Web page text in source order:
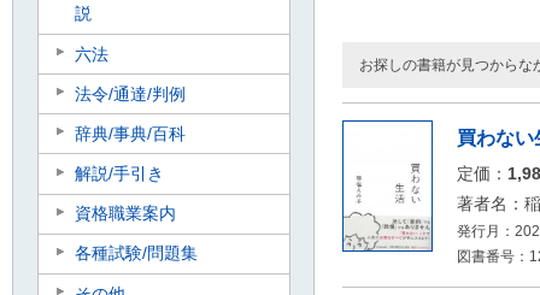
お探しの書籍が見つから
買わない
定価：
著者名：
発行月：
図書番号：
説
六法
法令/通達/判例
辞典/事典/百科
解説/手引き
資格職業案内
各種試験/問題集